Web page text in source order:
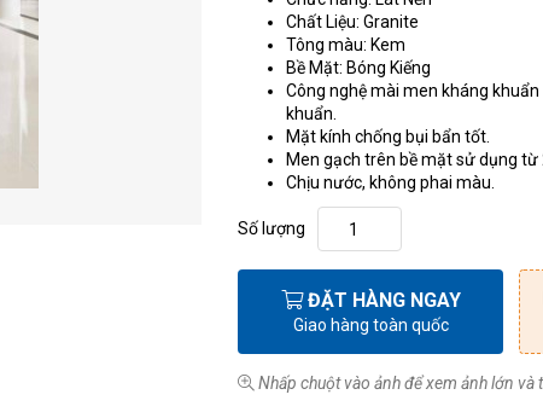
Chất Liệu: Granite
Tông màu: Kem
Bề Mặt: Bóng Kiếng
Công nghệ mài men kháng
khuẩn.
Mặt kính chống bụi bẩn tốt.
Men gạch trên bề mặt sử dụng từ
Chịu nước, không phai màu.
Số lượng
ĐẶT HÀNG NGAY
Giao hàng toàn quốc
Nhấp chuột vào ảnh để xem ảnh lớn và